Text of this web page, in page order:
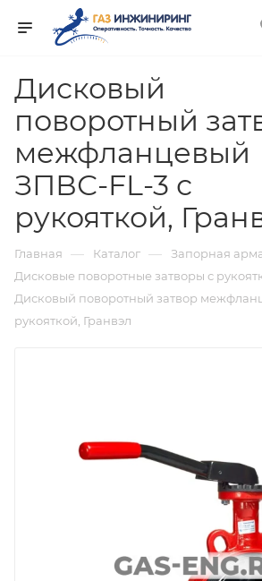
Дисковый
поворотный
межфланцевый
ЗПВС-FL-3 с
рукояткой,
Главная — Каталог — Запорная
Дисковые поворотные затворы с
Дисковый поворотный затвор
рукояткой, Гранвэл